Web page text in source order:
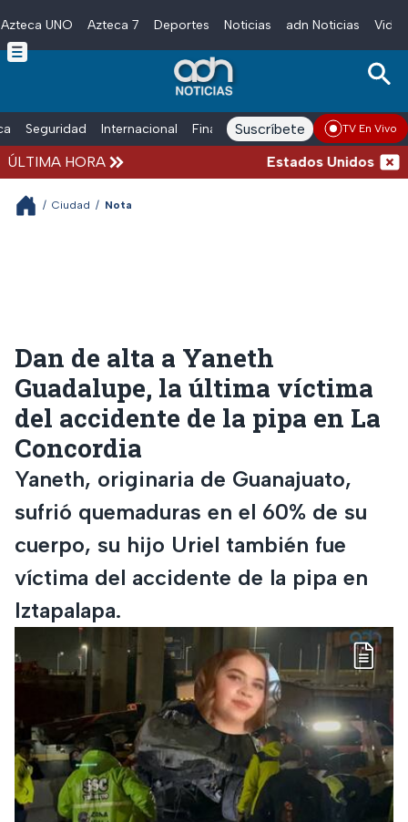
Skip to main content
Azteca UNO Azteca 7 Deportes Noticias adn Noticias
Seguridad Internacional Finanzas adn Noticias Radio
Suscríbete TV En Vivo
ÚLTIMA HORA Estados Unidos
/ Ciudad / Nota
Dan de alta a Yaneth
Guadalupe, la última víctima
del accidente de la pipa en La
Concordia
Yaneth, originaria de Guanajuato,
sufrió quemaduras en el 60% de su
cuerpo, su hijo Uriel también fue
víctima del accidente de la pipa en
Iztapalapa.